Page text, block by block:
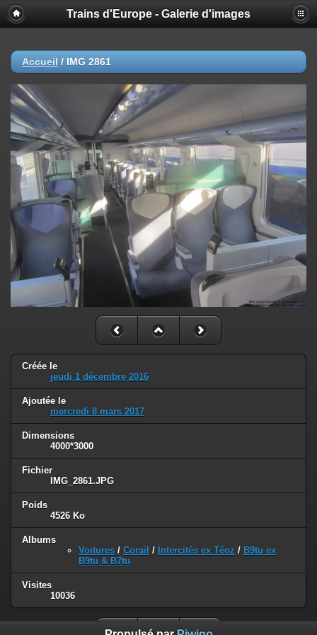
Trains d'Europe - Galerie d'images
Accueil / IMG 2861
Créée le
jeudi 1 décembre 2016
Ajoutée le
mercredi 8 mars 2017
Dimensions
4000*3000
Fichier
IMG_2861.JPG
Poids
4526 Ko
Albums
Voitures / Corail / Intercités ex Téoz / B9tu ex
B9tu & B7tu
Visites
10036